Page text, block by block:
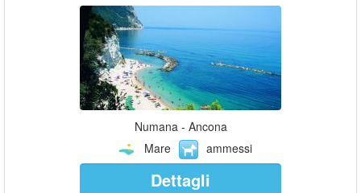
Numana - Ancona
Mare
ammessi
Dettagli